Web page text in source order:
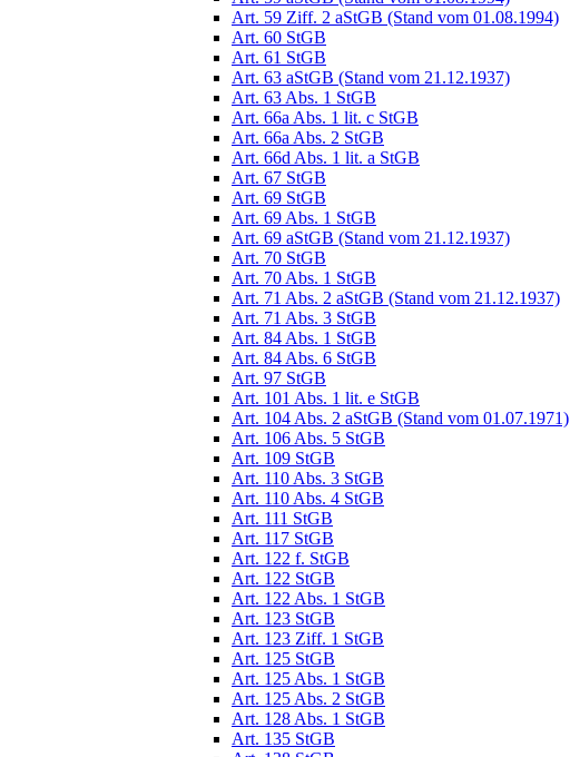
Art. 59 Ziff. 2 aStGB (Stand vom 01.08.1994)
Art. 60 StGB
Art. 61 StGB
Art. 63 aStGB (Stand vom 21.12.1937)
Art. 63 Abs. 1 StGB
Art. 66a Abs. 1 lit. c StGB
Art. 66a Abs. 2 StGB
Art. 66d Abs. 1 lit. a StGB
Art. 67 StGB
Art. 69 StGB
Art. 69 Abs. 1 StGB
Art. 69 aStGB (Stand vom 21.12.1937)
Art. 70 StGB
Art. 70 Abs. 1 StGB
Art. 71 Abs. 2 aStGB (Stand vom 21.12.1937)
Art. 71 Abs. 3 StGB
Art. 84 Abs. 1 StGB
Art. 84 Abs. 6 StGB
Art. 97 StGB
Art. 101 Abs. 1 lit. e StGB
Art. 104 Abs. 2 aStGB (Stand vom 01.07.1971)
Art. 106 Abs. 5 StGB
Art. 109 StGB
Art. 110 Abs. 3 StGB
Art. 110 Abs. 4 StGB
Art. 111 StGB
Art. 117 StGB
Art. 122 f. StGB
Art. 122 StGB
Art. 122 Abs. 1 StGB
Art. 123 StGB
Art. 123 Ziff. 1 StGB
Art. 125 StGB
Art. 125 Abs. 1 StGB
Art. 125 Abs. 2 StGB
Art. 128 Abs. 1 StGB
Art. 135 StGB